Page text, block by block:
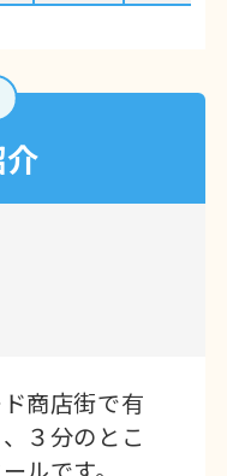
商店街で有
３分のとこ